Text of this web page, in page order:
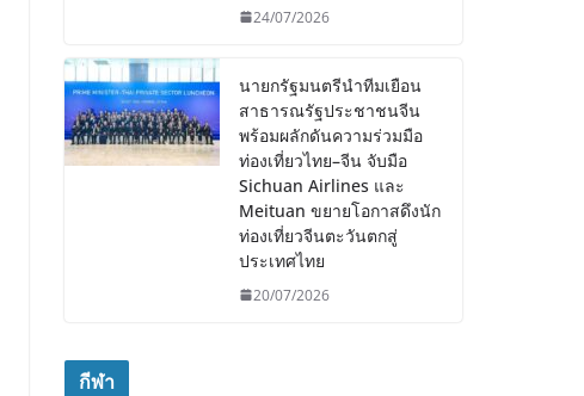
24/07/2026
นายกรัฐมนตรีนำทีมเยือน
สาธารณรัฐประชาชนจีน
พร้อมผลักดันความร่วมมือ
ท่องเที่ยวไทย–จีน จับมือ
Sichuan Airlines และ
Meituan ขยายโอกาสดึงนัก
ท่องเที่ยวจีนตะวันตกสู่
ประเทศไทย
20/07/2026
กีฬา